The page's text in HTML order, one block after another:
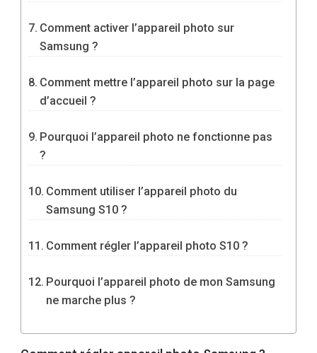
Comment activer l’appareil photo sur
Samsung ?
Comment mettre l’appareil photo sur la page
d’accueil ?
Pourquoi l’appareil photo ne fonctionne pas
?
Comment utiliser l’appareil photo du
Samsung S10 ?
Comment régler l’appareil photo S10 ?
Pourquoi l’appareil photo de mon Samsung
ne marche plus ?